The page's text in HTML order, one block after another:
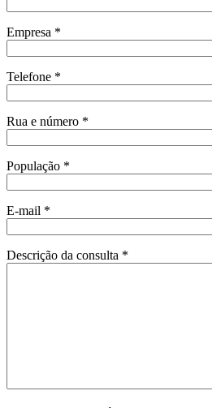
Empresa *
Telefone *
Rua e número *
População *
E-mail *
Descrição da consulta *